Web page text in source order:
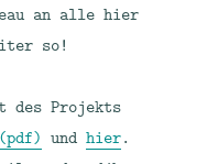
an alle hier
so!
des Projekts
undhier.